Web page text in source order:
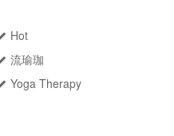
Hot
流瑜珈
Yoga Therapy